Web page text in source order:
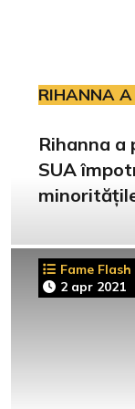
RIHANNA A
Rihanna
SUA
Fame Flash
2 apr 2021